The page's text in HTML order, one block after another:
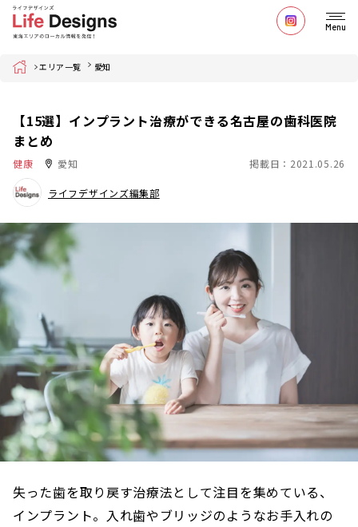
Menu
Home エリア一覧 愛知
【15選】インプラント治療ができる名古屋の歯科医院
まとめ
健康 愛知 掲載日：2021.05.26
ライフデザインズ編集部
失った歯を取り戻す治療法として注目を集めている、
インプラント。入れ歯やブリッジのようなお手入れの